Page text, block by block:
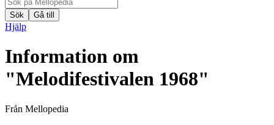
Hjälp
Information om
"Melodifestivalen 1968"
Från Mellopedia